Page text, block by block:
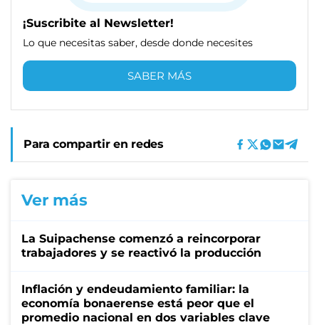
¡Suscribite al Newsletter!
Lo que necesitas saber, desde donde necesites
SABER MÁS
Para compartir en redes
Ver más
La Suipachense comenzó a reincorporar
trabajadores y se reactivó la producción
Inflación y endeudamiento familiar: la
economía bonaerense está peor que el
promedio nacional en dos variables clave